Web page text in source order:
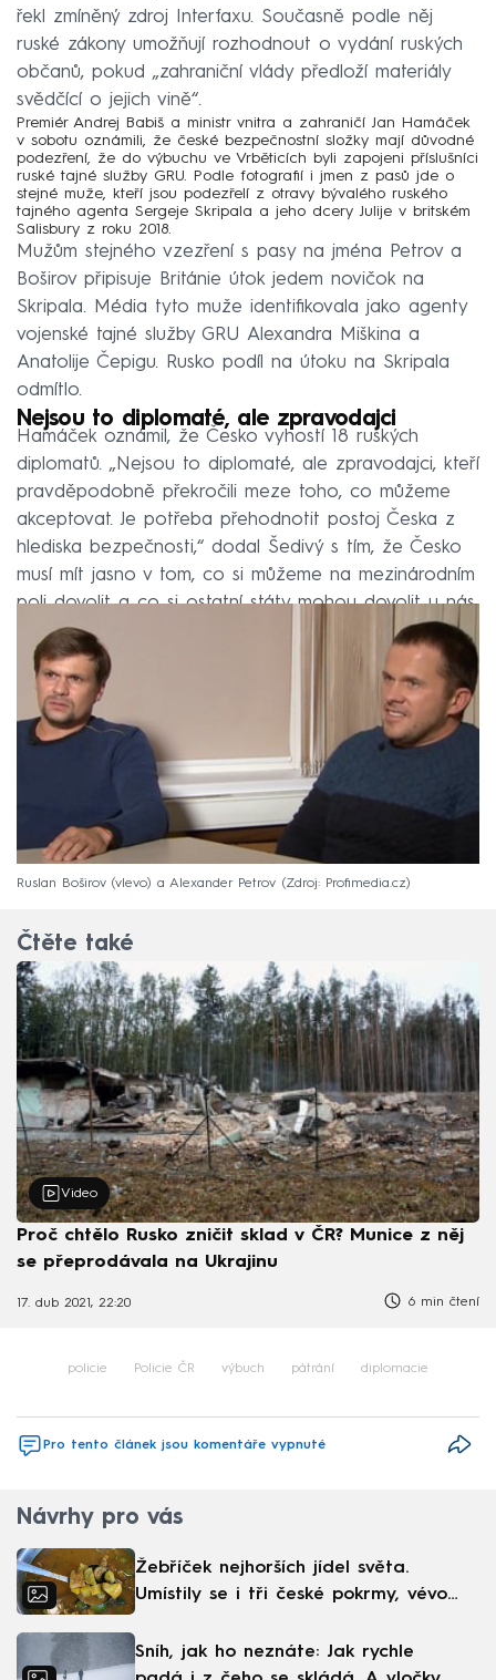
řekl zmíněný zdroj Interfaxu. Současně podle něj
ruské zákony umožňují rozhodnout o vydání ruských
občanů, pokud „zahraniční vlády předloží materiály
svědčící o jejich vině“.
Premiér Andrej Babiš a ministr vnitra a zahraničí Jan Hamáček
v sobotu oznámili, že české bezpečnostní složky mají důvodné
podezření, že do výbuchu ve Vrběticích byli zapojeni příslušníci
ruské tajné služby GRU . Podle fotografií i jmen z pasů jde o
stejné muže, kteří jsou podezřelí z otravy bývalého ruského
tajného agenta Sergeje Skripala a jeho dcery Julije v britském
Salisbury z roku 2018.
Mužům stejného vzezření s pasy na jména Petrov a
Boširov připisuje Británie útok jedem novičok na
Skripala. Média tyto muže identifikovala jako agenty
vojenské tajné služby GRU Alexandra Miškina a
Anatolije Čepigu. Rusko podíl na útoku na Skripala
odmítlo.
Nejsou to diplomaté, ale zpravodajci
Hamáček oznámil, že Česko vyhostí 18 ruských
diplomatů. „Nejsou to diplomaté, ale zpravodajci, kteří
pravděpodobně překročili meze toho, co můžeme
akceptovat. Je potřeba přehodnotit postoj Česka z
hlediska bezpečnosti,“ dodal Šedivý s tím, že Česko
musí mít jasno v tom, co si můžeme na mezinárodním
poli dovolit a co si ostatní státy mohou dovolit u nás.
Ruslan Boširov (vlevo) a Alexander Petrov Zdroj: Profimedia.cz
Čtěte také
Video
Proč chtělo Rusko zničit sklad v ČR? Munice z něj
se přeprodávala na Ukrajinu
17. dub 2021, 22:20 6 min čtení
policie Policie ČR výbuch pátrání diplomacie
Pro tento článek jsou komentáře vypnuté
Návrhy pro vás
Žebříček nejhorších jídel světa.
Umístily se i tři české pokrmy, vévodí
Sníh, jak ho neznáte: Jak rychle